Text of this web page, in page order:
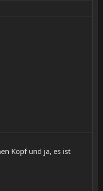
Kopf und ja, es ist